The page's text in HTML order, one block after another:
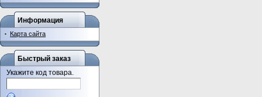
Информация
Карта сайта
Быстрый заказ
Укажите код товара.